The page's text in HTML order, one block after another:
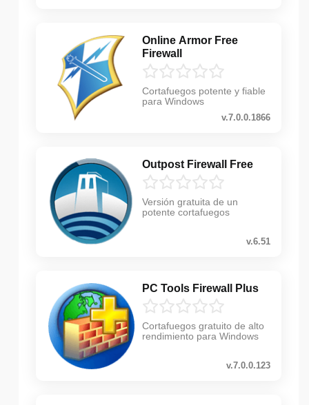
Online Armor Free
Firewall
Cortafuegos potente y fiable
para Windows
v.7.0.0.1866
Outpost Firewall Free
Versión gratuita de un
potente cortafuegos
v.6.51
PC Tools Firewall Plus
Cortafuegos gratuito de alto
rendimiento para Windows
v.7.0.0.123